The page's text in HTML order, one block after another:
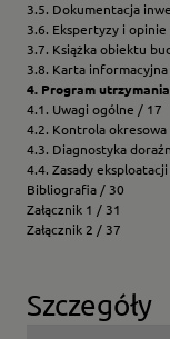
3.5. Dokumentacja
3.6. Ekspertyzy i
3.7. Książka obiektu
3.8. Karta
4. Program
4.1. Uwagi ogólne / 17
4.2. Kontrola
4.3. Diagnostyka
4.4. Zasady
Bibliografia / 30
Załącznik 1 / 31
Załącznik 2 / 37
Szczegóły